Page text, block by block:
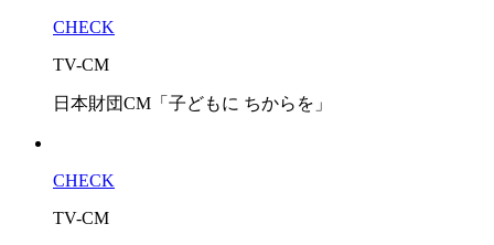
CHECK
TV-CM
日本財団CM「子どもに ちからを」
CHECK
TV-CM